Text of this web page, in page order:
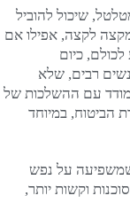
שיכול להוביל
לקצה, אפילו אם
לכולם, כיום
רבים, שלא
עם ההשלכות של
הביטוח, במיוחד
על נפש
וקשות יותר,